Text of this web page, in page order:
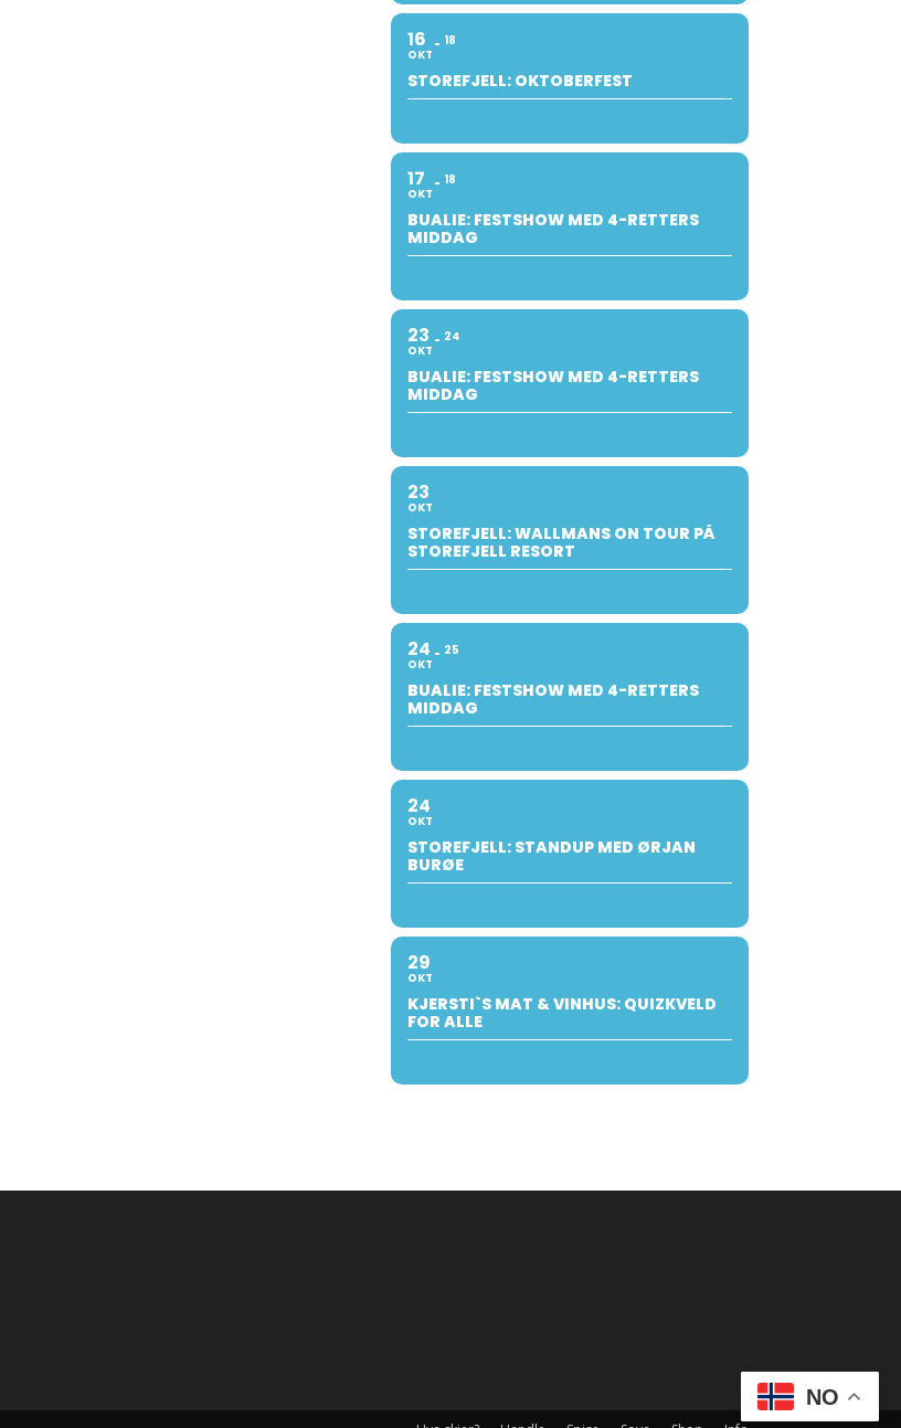
16
OKT
18
STOREFJELL: OKTOBERFEST
17
OKT
18
BUALIE: FESTSHOW MED 4-RETTERS
MIDDAG
23
OKT
24
BUALIE: FESTSHOW MED 4-RETTERS
MIDDAG
23
OKT
STOREFJELL: WALLMANS ON TOUR PÅ
STOREFJELL RESORT
24
OKT
25
BUALIE: FESTSHOW MED 4-RETTERS
MIDDAG
24
OKT
STOREFJELL: STANDUP MED ØRJAN
BURØE
29
OKT
KJERSTI`S MAT & VINHUS: QUIZKVELD
FOR ALLE
NO